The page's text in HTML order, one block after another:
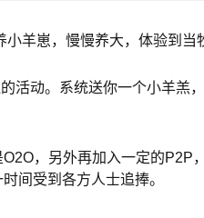
羊崽，慢慢养大，体验到当
活动。系统送你一个小羊羔
，另外再加入一定的
间受到各方人士追捧。